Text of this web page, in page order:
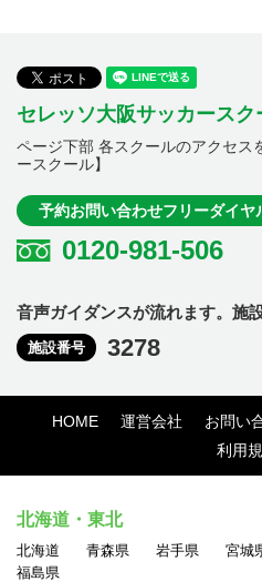
セレッソ大阪サッカース
ページ下部 各スクールのアクセ
ースクール】
予約お問い合わせフリーダイヤ
0120-981-506
音声ガイダンスが流れます。施
施設番号 3278
HOME 運営会社 お問い
利用
北海道・東北
北海道 青森県 岩手県 宮城
福島県